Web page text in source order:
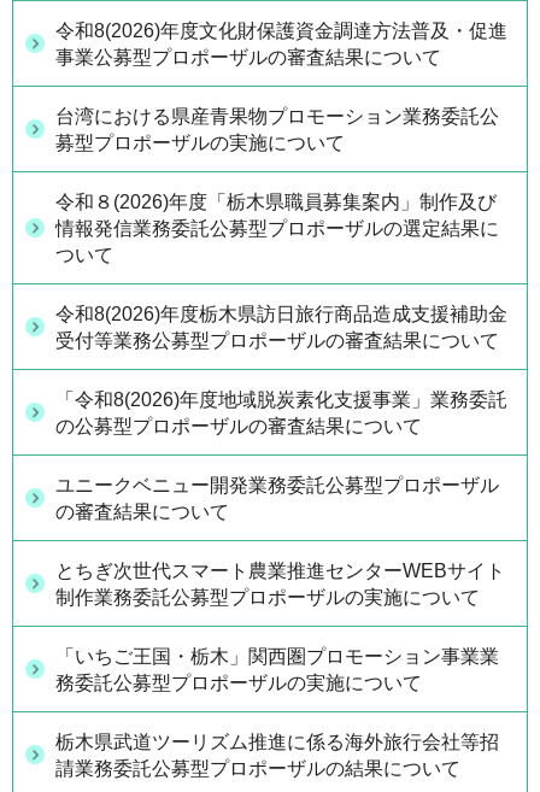
令和8(2026)年度文化財保護資金調達方法普及・促進
事業公募型プロポーザルの審査結果について
台湾における県産青果物プロモーション業務委託公
募型プロポーザルの実施について
令和８(2026)年度「栃木県職員募集案内」制作及び
情報発信業務委託公募型プロポーザルの選定結果に
ついて
令和8(2026)年度栃木県訪日旅行商品造成支援補助金
受付等業務公募型プロポーザルの審査結果について
「令和8(2026)年度地域脱炭素化支援事業」業務委託
の公募型プロポーザルの審査結果について
ユニークベニュー開発業務委託公募型プロポーザル
の審査結果について
とちぎ次世代スマート農業推進センターWEBサイト
制作業務委託公募型プロポーザルの実施について
「いちご王国・栃木」関西圏プロモーション事業業
務委託公募型プロポーザルの実施について
栃木県武道ツーリズム推進に係る海外旅行会社等招
請業務委託公募型プロポーザルの結果について